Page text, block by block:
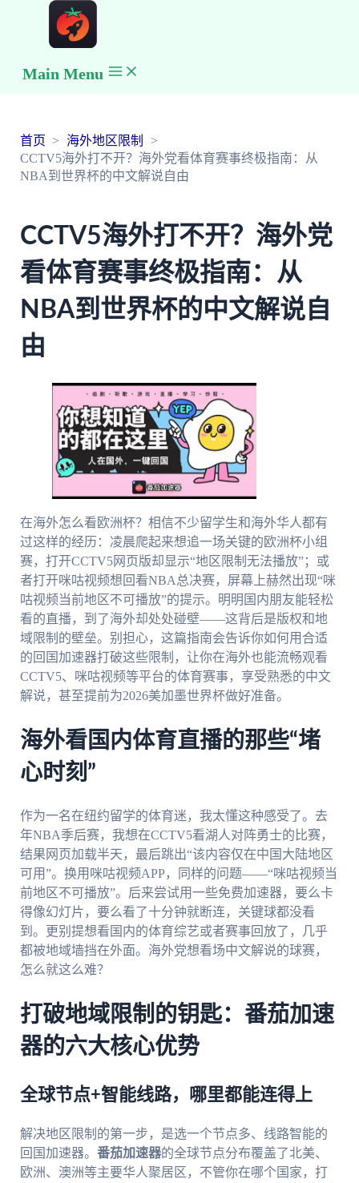
Main Menu
首页
海外地区限制
CCTV5海外打不开？海外党看体育赛事终极指南：从
NBA到世界杯的中文解说自由
CCTV5海外打不开？海外党
看体育赛事终极指南：从
NBA到世界杯的中文解说自
由
在海外怎么看欧洲杯？相信不少留学生和海外华人都有
过这样的经历：凌晨爬起来想追一场关键的欧洲杯小组
赛，打开CCTV5网页版却显示“地区限制无法播放”；或
者打开咪咕视频想回看NBA总决赛，屏幕上赫然出现“咪
咕视频当前地区不可播放”的提示。明明国内朋友能轻松
看的直播，到了海外却处处碰壁——这背后是版权和地
域限制的壁垒。别担心，这篇指南会告诉你如何用合适
的回国加速器打破这些限制，让你在海外也能流畅观看
CCTV5、咪咕视频等平台的体育赛事，享受熟悉的中文
解说，甚至提前为2026美加墨世界杯做好准备。
海外看国内体育直播的那些“堵
心时刻”
作为一名在纽约留学的体育迷，我太懂这种感受了。去
年NBA季后赛，我想在CCTV5看湖人对阵勇士的比赛，
结果网页加载半天，最后跳出“该内容仅在中国大陆地区
可用”。换用咪咕视频APP，同样的问题——“咪咕视频当
前地区不可播放”。后来尝试用一些免费加速器，要么卡
得像幻灯片，要么看了十分钟就断连，关键球都没看
到。更别提想看国内的体育综艺或者赛事回放了，几乎
都被地域墙挡在外面。海外党想看场中文解说的球赛，
怎么就这么难？
打破地域限制的钥匙：番茄加速
器的六大核心优势
全球节点+智能线路，哪里都能连得上
解决地区限制的第一步，是选一个节点多、线路智能的
回国加速器。 番茄加速器的全球节点分布覆盖了北美、
欧洲、澳洲等主要华人聚居区，不管你在哪个国家，打